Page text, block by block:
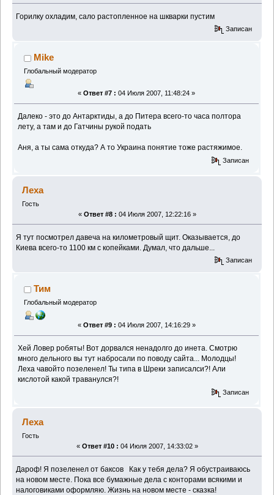
Горилку охладим, сало растопленное на шкварки пустим
Записан
Mike
Глобальный модератор
« Ответ #7 : 04 Июля 2007, 11:48:24 »
Далеко - это до Антарктиды, а до Питера всего-то часа полтора
лету, а там и до Гатчины рукой подать
Аня, а ты сама откуда? А то Украина понятие тоже растяжимое.
Записан
Леха
Гость
« Ответ #8 : 04 Июля 2007, 12:22:16 »
Я тут посмотрел давеча на километровый щит. Оказывается, до
Киева всего-то 1100 км с копейками. Думал, что дальше...
Записан
Тим
Глобальный модератор
« Ответ #9 : 04 Июля 2007, 14:16:29 »
Хей Ловер робяты! Вот дорвался ненадолго до инета. Смотрю
много дельного вы тут набросали по поводу сайта... Молодцы!
Леха чавойто позеленел! Ты типа в Шреки записалси?! Али
кислотой какой траванулся?!
Записан
Леха
Гость
« Ответ #10 : 04 Июля 2007, 14:33:02 »
Дароф! Я позеленел от баксов
Как у тебя дела? Я обустраиваюсь
на новом месте. Пока все бумажные дела с конторами всякими и
налоговиками оформляю. Жизнь на новом месте - сказка!